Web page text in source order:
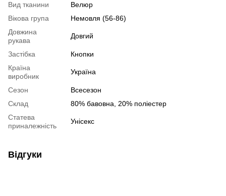
Вид тканини
Велюр
Вікова група
Немовля (56-86)
Довжина
рукава
Довгий
Застібка
Кнопки
Країна
виробник
Україна
Сезон
Всесезон
Склад
80% бавовна, 20% поліестер
Статева
приналежність
Унісекс
Відгуки